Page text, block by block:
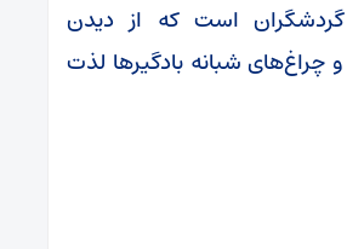
است که از دیدن
شبانه بادگیرها لذت